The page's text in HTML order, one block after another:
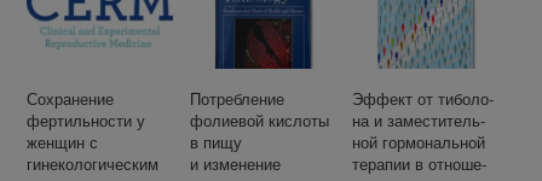
Сохранение
фертильности у
женщин с
гинекологическим
Потребление
фолиевой кислоты
в пищу
и изменение
Эф­фект от ти­бо­ло­
на и за­ме­сти­тель­
ной гор­мо­наль­ной
те­ра­пии в от­но­ше­